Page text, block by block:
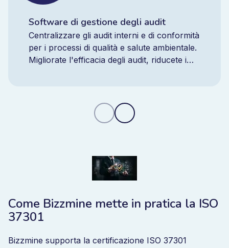
Software di gestione degli audit
Centralizzare gli audit interni e di conformità
per i processi di qualità e salute ambientale.
Migliorate l'efficacia degli audit, riducete i
Come Bizzmine mette in pratica la ISO
37301
Bizzmine supporta la certificazione ISO 37301